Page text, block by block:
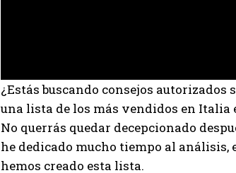
¿Estás buscando consejos
una lista de los más vendidos en Italia
No querrás quedar decepcionado
he dedicado mucho tiempo al
hemos creado esta lista.